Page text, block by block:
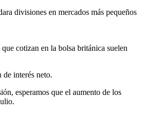
divisiones en mercados más pequeños
cotizan en la bolsa británica suelen
de interés neto.
esperamos que el aumento de los